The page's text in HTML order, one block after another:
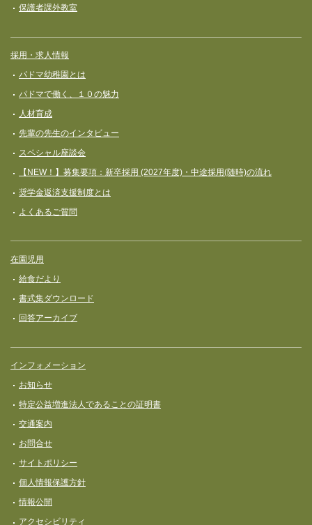
保護者課外教室
採用・求人情報
パドマ幼稚園とは
パドマで働く、１０の魅力
人材育成
先輩の先生のインタビュー
スペシャル座談会
【NEW！】募集要項：新卒採用 (2027年度)・中途採用(随時)の流れ
奨学⾦返済⽀援制度とは
よくあるご質問
在園児用
給食だより
書式集ダウンロード
回答アーカイブ
インフォメーション
お知らせ
特定公益増進法人であることの証明書
交通案内
お問合せ
サイトポリシー
個人情報保護方針
情報公開
アクセシビリティ